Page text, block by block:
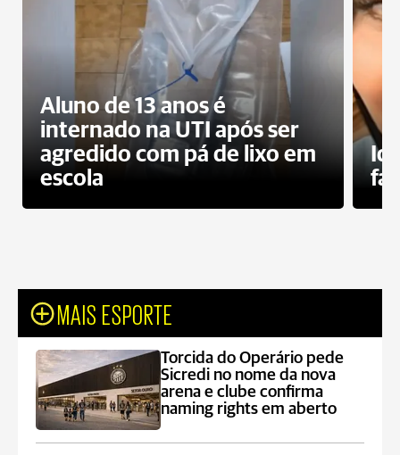
Aluno de 13 anos é
internado na UTI após ser
agredido com pá de lixo em
escola
MAIS ESPORTE
Torcida do Operário pede
Sicredi no nome da nova
arena e clube confirma
naming rights em aberto